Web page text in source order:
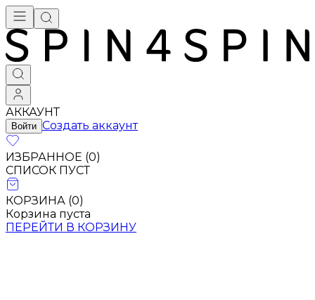
АККАУНТ
Войти Создать аккаунт
ИЗБРАННОЕ (0)
СПИСОК ПУСТ
КОРЗИНА (0)
Корзина пуста
ПЕРЕЙТИ В КОРЗИНУ